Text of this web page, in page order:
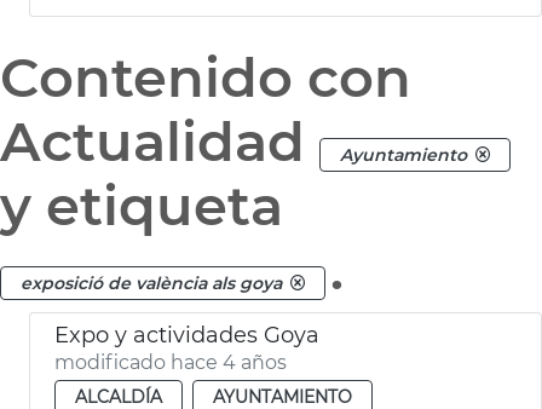
Contenido con
Actualidad
Ayuntamiento
y etiqueta
exposició de valència als goya .
Expo y actividades Goya
modificado hace 4 años
ALCALDÍA
AYUNTAMIENTO